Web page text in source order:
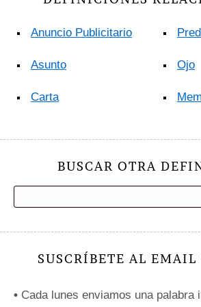
Anuncio Publicitario
Asunto
Carta
Ojo
BUSCAR OTRA
SUSCRÍBETE AL EMAIL
• Cada lunes enviamos una palabra